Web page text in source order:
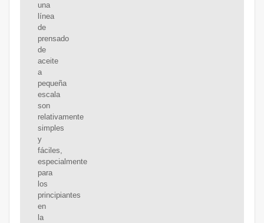
una
línea
de
prensado
de
aceite
a
pequeña
escala
son
relativamente
simples
y
fáciles,
especialmente
para
los
principiantes
en
la